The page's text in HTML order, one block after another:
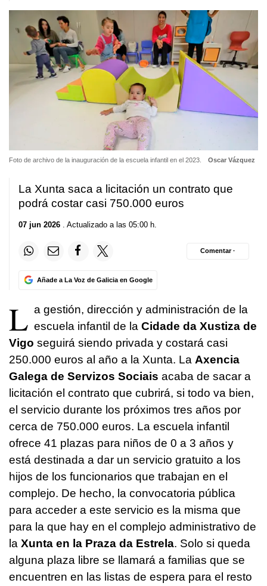
Foto de archivo de la inauguración de la escuela infantil en el 2023. Oscar Vázquez
La Xunta saca a licitación un contrato que
podrá costar casi 750.000 euros
07 jun 2026 . Actualizado a las 05:00 h.
Añade a La Voz de Galicia en Google
Comentar ·
L a gestión, dirección y administración de la
escuela infantil de la Cidade da Xustiza de
Vigo seguirá siendo privada y costará casi
250.000 euros al año a la Xunta. La Axencia
Galega de Servizos Sociais acaba de sacar a
licitación el contrato que cubrirá, si todo va bien,
el servicio durante los próximos tres años por
cerca de 750.000 euros. La escuela infantil
ofrece 41 plazas para niños de 0 a 3 años y
está destinada a dar un servicio gratuito a los
hijos de los funcionarios que trabajan en el
complejo. De hecho, la convocatoria pública
para acceder a este servicio es la misma que
para la que hay en el complejo administrativo de
la Xunta en la Praza da Estrela. Solo si queda
alguna plaza libre se llamará a familias que se
encuentren en las listas de espera para el resto